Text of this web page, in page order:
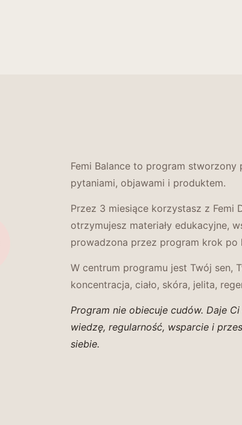
Femi Balance to program stworzony
pytaniami, objawami i produktem.
Przez 3 miesiące korzystasz z Femi
otrzymujesz materiały edukacyjne,
prowadzona przez program krok po
W centrum programu jest Twój sen,
koncentracja, ciało, skóra, jelita,
Program nie obiecuje cudów. Daje
wiedzę, regularność, wsparcie i
siebie.